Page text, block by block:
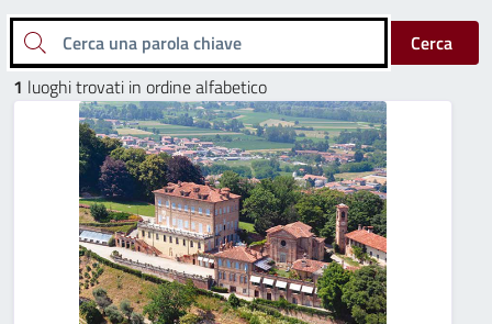
Cerca una parola chiave
Cerca
1 luoghi trovati in ordine alfabetico